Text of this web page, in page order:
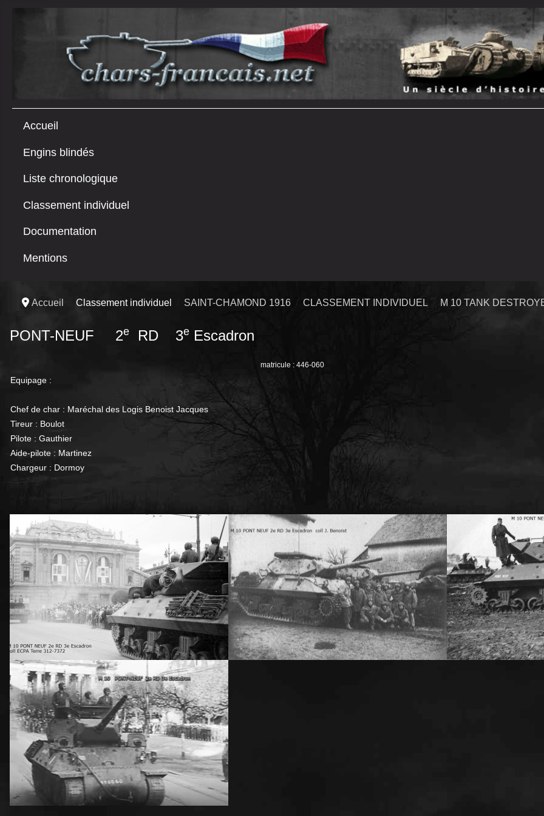
Accueil
Engins blindés
Liste chronologique
Classement individuel
Documentation
Mentions
Accueil Classement individuel SAINT-CHAMOND 1916 CLASSEMENT INDIVIDUEL M 10 TANK
PONT-NEUF 2e RD 3e Escadron
matricule : 446-060
Equipage :
Chef de char : Maréchal des Logis Benoist Jacques
Tireur : Boulot
Pilote : Gauthier
Aide-pilote : Martinez
Chargeur : Dormoy